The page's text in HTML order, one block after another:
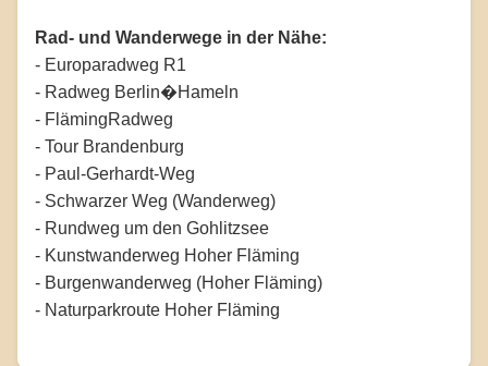
Rad- und Wanderwege in der Nähe:
- Europaradweg R1
- Radweg Berlin�Hameln
- FlämingRadweg
- Tour Brandenburg
- Paul-Gerhardt-Weg
- Schwarzer Weg (Wanderweg)
- Rundweg um den Gohlitzsee
- Kunstwanderweg Hoher Fläming
- Burgenwanderweg (Hoher Fläming)
- Naturparkroute Hoher Fläming